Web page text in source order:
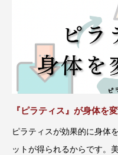
『ピラティス』が身体を
ピラティスが効果的に身体
ットが得られるからです。